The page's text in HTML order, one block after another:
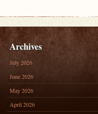
Archives
July 2026
June 2026
May 2026
April 2026